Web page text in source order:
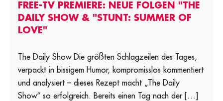
FREE-TV PREMIERE: NEUE FOLGEN "THE
DAILY SHOW & "STUNT: SUMMER OF
LOVE"
The Daily Show Die größten Schlagzeilen des Tages,
verpackt in bissigem Humor, kompromisslos kommentiert
und analysiert – dieses Rezept macht „The Daily
Show“ so erfolgreich. Bereits einen Tag nach der […]